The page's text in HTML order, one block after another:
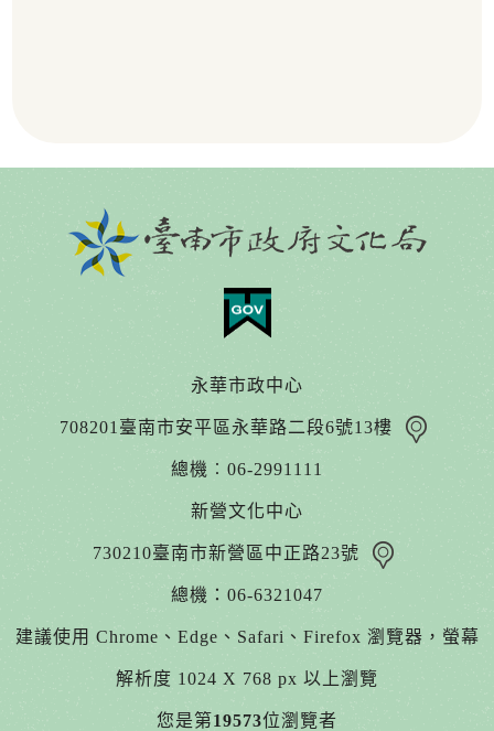
永華市政中心
708201臺南市安平區永華路二段6號13樓
總機︰06-2991111
新營文化中心
730210臺南市新營區中正路23號
總機：06-6321047
建議使用 Chrome、Edge、Safari、Firefox 瀏覽器，螢幕
解析度 1024 X 768 px 以上瀏覽
您是第19573位瀏覽者